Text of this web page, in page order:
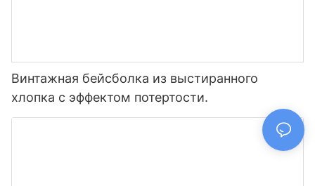
Винтажная бейсболка из выстиранного
хлопка с эффектом потертости.